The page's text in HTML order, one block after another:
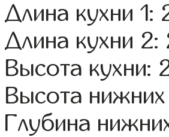
Длина кухни 1:
Длина кухни 2:
Высота кухни:
Высота
Глубина